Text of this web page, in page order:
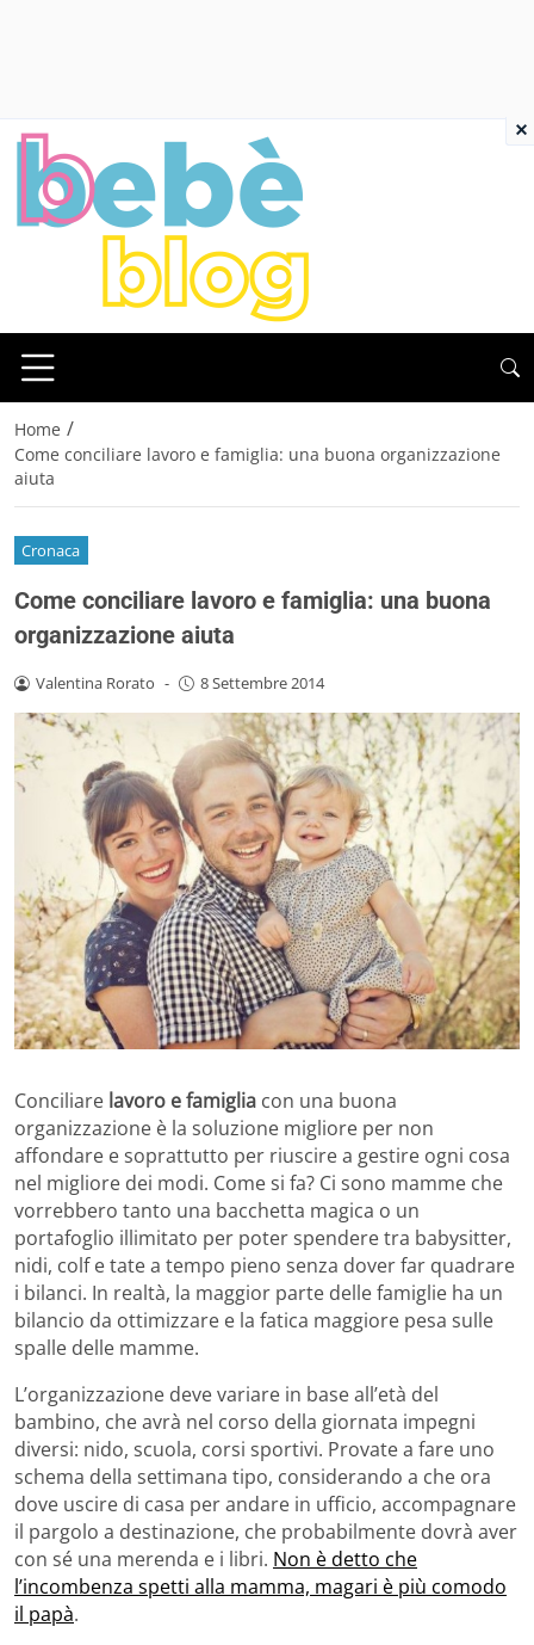
Home /
Come conciliare lavoro e famiglia: una buona organizzazione
aiuta
Cronaca
Come conciliare lavoro e famiglia: una buona
organizzazione aiuta
Valentina Rorato - 8 Settembre 2014
Conciliare lavoro e famiglia con una buona
organizzazione è la soluzione migliore per non
affondare e soprattutto per riuscire a gestire ogni cosa
nel migliore dei modi. Come si fa? Ci sono mamme che
vorrebbero tanto una bacchetta magica o un
portafoglio illimitato per poter spendere tra babysitter,
nidi, colf e tate a tempo pieno senza dover far quadrare
i bilanci. In realtà, la maggior parte delle famiglie ha un
bilancio da ottimizzare e la fatica maggiore pesa sulle
spalle delle mamme.
L’organizzazione deve variare in base all’età del
bambino, che avrà nel corso della giornata impegni
diversi: nido, scuola, corsi sportivi. Provate a fare uno
schema della settimana tipo, considerando a che ora
dove uscire di casa per andare in ufficio, accompagnare
il pargolo a destinazione, che probabilmente dovrà aver
con sé una merenda e i libri. Non è detto che
l’incombenza spetti alla mamma, magari è più comodo
il papà.
×